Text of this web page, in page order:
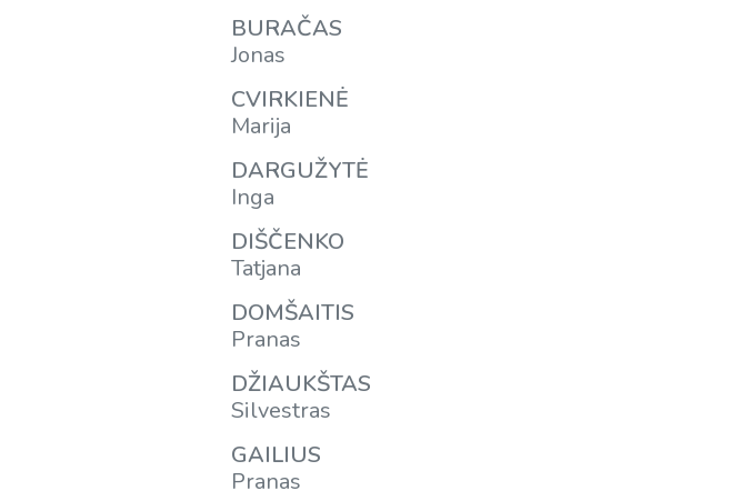
BURAČAS
Jonas
CVIRKIENĖ
Marija
DARGUŽYTĖ
Inga
DIŠČENKO
Tatjana
DOMŠAITIS
Pranas
DŽIAUKŠTAS
Silvestras
GAILIUS
Pranas